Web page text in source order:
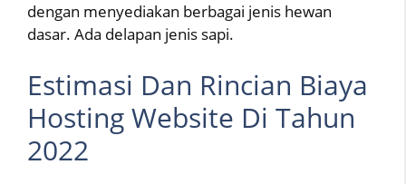
dengan menyediakan berbagai jenis hewan
dasar. Ada delapan jenis sapi.
Estimasi Dan Rincian Biaya
Hosting Website Di Tahun
2022